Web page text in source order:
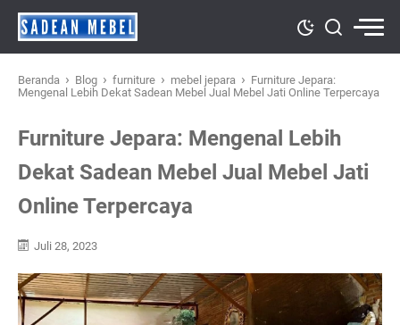
Beranda › Blog › furniture › mebel jepara › Furniture Jepara:
Mengenal Lebih Dekat Sadean Mebel Jual Mebel Jati Online Terpercaya
Furniture Jepara: Mengenal Lebih
Dekat Sadean Mebel Jual Mebel Jati
Online Terpercaya
Juli 28, 2023